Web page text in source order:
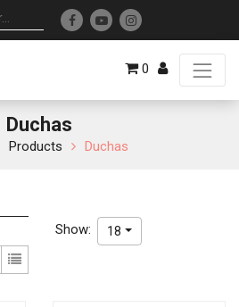
0
Duchas
Products Duchas
Show: 18